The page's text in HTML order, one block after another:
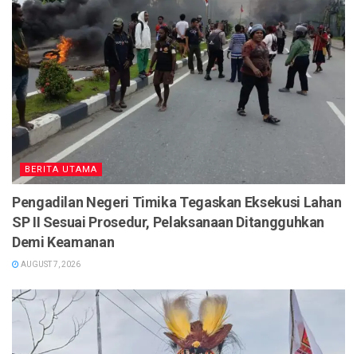
BERITA UTAMA
Pengadilan Negeri Timika Tegaskan Eksekusi Lahan
SP II Sesuai Prosedur, Pelaksanaan Ditangguhkan
Demi Keamanan
AUGUST 7, 2026